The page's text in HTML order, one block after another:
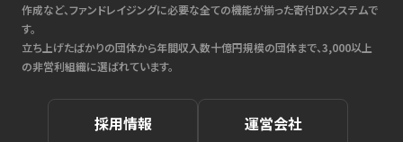
作成など、ファンドレイジングに必要な全ての機能が揃った寄付DXシステムで
す。
立ち上げたばかりの団体から年間収入数十億円規模の団体まで、3,000以上
の非営利組織に選ばれています。
採用情報 運営会社